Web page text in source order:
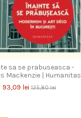
sa se prabuseasca -
Mackenzie | Humanitas
93,09 lei 125,80 lei